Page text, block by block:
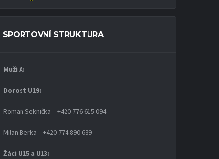
SPORTOVNÍ STRUKTURA
Muži A:
Dorost U19:
Roman Seknička – +420 776 615 094
Milan Berka – +420 774 890 639
Žáci U15 a U13: